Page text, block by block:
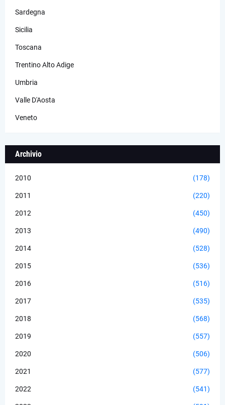
Sardegna
Sicilia
Toscana
Trentino Alto Adige
Umbria
Valle D'Aosta
Veneto
Archivio
2010 (178)
2011 (220)
2012 (450)
2013 (490)
2014 (528)
2015 (536)
2016 (516)
2017 (535)
2018 (568)
2019 (557)
2020 (506)
2021 (577)
2022 (541)